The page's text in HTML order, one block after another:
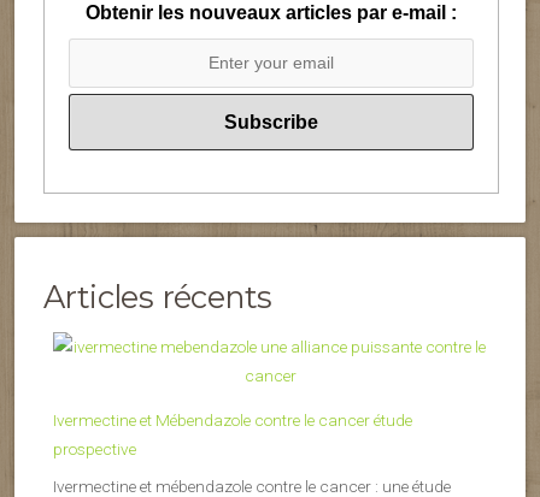
Obtenir les nouveaux articles par e-mail :
Articles récents
Ivermectine et Mébendazole contre le cancer étude
prospective
Ivermectine et mébendazole contre le cancer : une étude